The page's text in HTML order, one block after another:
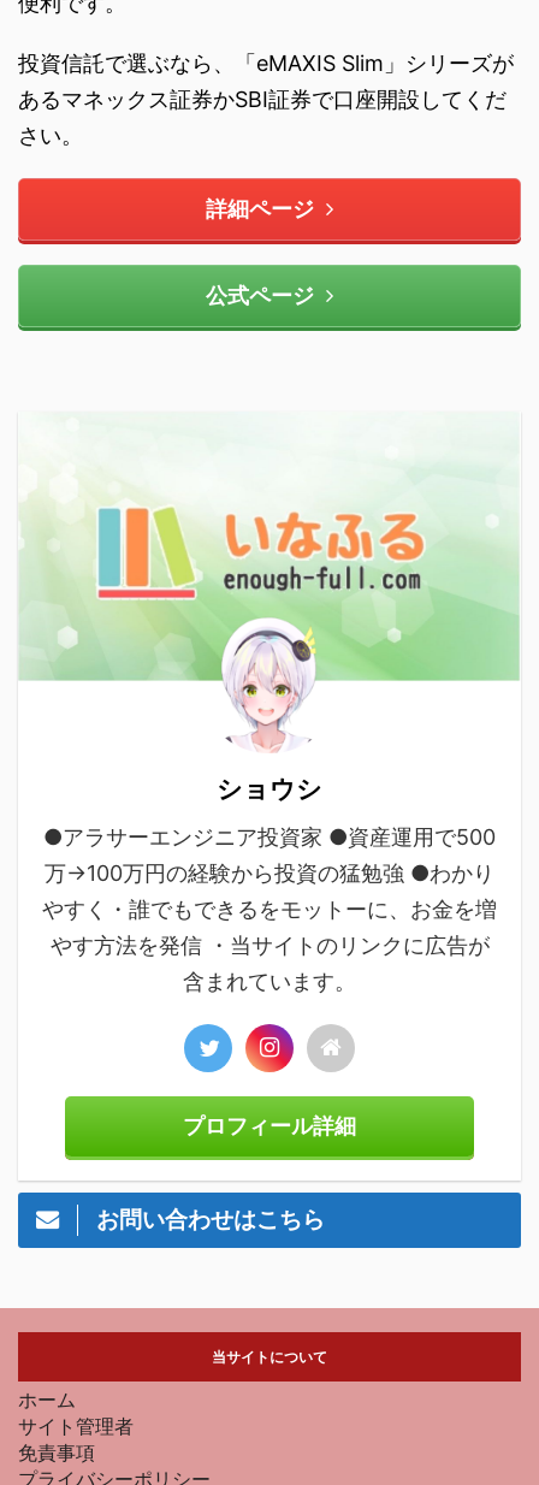
投資信託で選ぶなら、「eMAXIS Slim」シリーズが
あるマネックス証券かSBI証券で口座開設してくだ
さい。
詳細ページ
公式ページ
ショウシ
●アラサーエンジニア投資家 ●資産運用で500
万→100万円の経験から投資の猛勉強 ●わかり
やすく・誰でもできるをモットーに、お金を増
やす方法を発信 ・当サイトのリンクに広告が
含まれています。
プロフィール詳細
お問い合わせはこちら
当サイトについて
ホーム
サイト管理者
免責事項
プライバシーポリシー